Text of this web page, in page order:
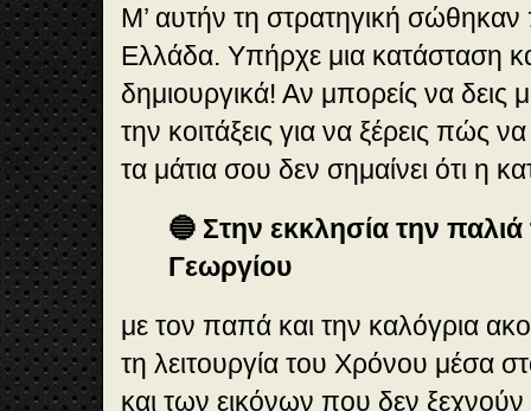
Μ’ αυτήν τη στρατηγική σώθηκαν
Ελλάδα. Υπήρχε μια κατάσταση
δημιουργικά! Αν μπορείς να δεις
την κοιτάξεις για να ξέρεις πώς να
τα μάτια σου δεν σημαίνει ότι η
🔵 Στην εκκλησία την παλιά
Γεωργίου
με τον παπά και την καλόγρια
τη λειτουργία του Χρόνου μέσα
και των εικόνων που δεν